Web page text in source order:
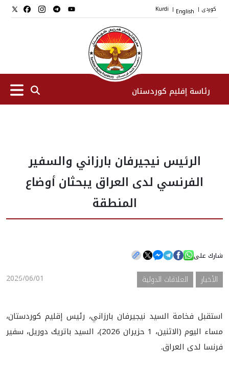
کوردی |
English
|
Kurdi
رئاسة إقليم كوردستان
نواب الرئيس
طاقم الرئاسة
الأخبار
الرئيس نيجيرفان بارزاني والسفير
الفرنسي لدى العراق يبحثان أوضاع
المنطقة
شارك على
2026/06/01 الأخبار العلاقات الدولية
استقبل فخامة السيد نيجيرفان بارزاني، رئيس إقليم كوردستان،
مساء اليوم (الاثنين، 1 حزيران 2026)، السيد باتريك دوريل، سفير
فرنسا لدى العراق.